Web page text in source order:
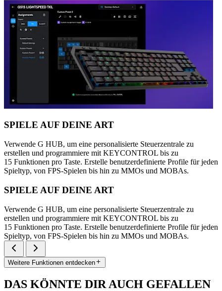
SPIELE AUF DEINE ART
Verwende G HUB, um eine personalisierte Steuerzentrale zu
erstellen und programmiere mit KEYCONTROL bis zu
15 Funktionen pro Taste. Erstelle benutzerdefinierte Profile für jeden
Spieltyp, von FPS-Spielen bis hin zu MMOs und MOBAs.
SPIELE AUF DEINE ART
Verwende G HUB, um eine personalisierte Steuerzentrale zu
erstellen und programmiere mit KEYCONTROL bis zu
15 Funktionen pro Taste. Erstelle benutzerdefinierte Profile für jeden
Spieltyp, von FPS-Spielen bis hin zu MMOs und MOBAs.
Weitere Funktionen entdecken
DAS KÖNNTE DIR AUCH GEFALLEN